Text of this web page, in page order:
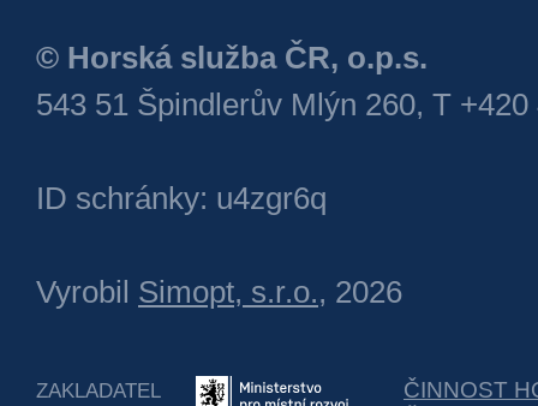
© Horská služba ČR, o.p.s.
543 51 Špindlerův Mlýn 260, T +420
ID schránky: u4zgr6q
Vyrobil Simopt, s.r.o., 2026
ZAKLADATEL
ČINNOST